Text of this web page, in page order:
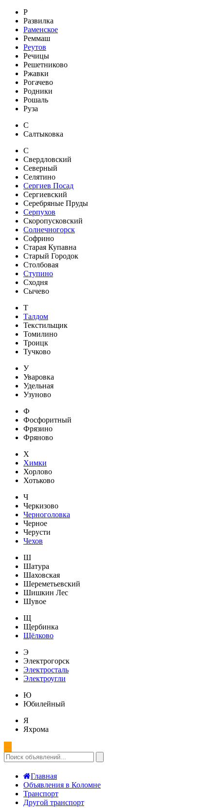
Р
Развилка
Раменское
Реммаш
Реутов
Речицы
Решетниково
Ржавки
Рогачево
Родники
Рошаль
Руза
С
Салтыковка
С
Свердловский
Северный
Селятино
Сергиев Посад
Сергиевский
Серебряные Пруды
Серпухов
Скоропусковский
Солнечногорск
Софрино
Старая Купавна
Старый Городок
Столбовая
Ступино
Сходня
Сычево
Т
Талдом
Текстильщик
Томилино
Троицк
Тучково
У
Уваровка
Удельная
Узуново
Ф
Фосфоритный
Фрязино
Фряново
Х
Химки
Хорлово
Хотьково
Ч
Черкизово
Черноголовка
Черное
Черусти
Чехов
Ш
Шатура
Шаховская
Шереметьевский
Шишкин Лес
Шувое
Щ
Щербинка
Щёлково
Э
Электрогорск
Электросталь
Электроугли
Ю
Юбилейный
Я
Яхрома
Главная
Объявления в Коломне
Транспорт
Другой транспорт